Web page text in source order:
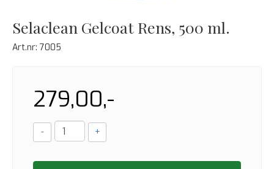
Selaclean Gelcoat Rens, 500 ml.
Art.nr: 7005
279,00,-
- +